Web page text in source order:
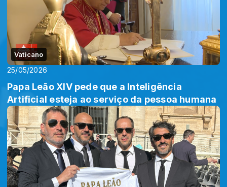
Vaticano
25/05/2026
Papa Leão XIV pede que a Inteligência
Artificial esteja ao serviço da pessoa humana